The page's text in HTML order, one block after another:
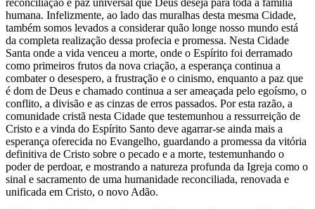
reconciliação e paz universal que Deus deseja para toda a família
humana. Infelizmente, ao lado das muralhas desta mesma Cidade,
também somos levados a considerar quão longe nosso mundo está
da completa realização dessa profecia e promessa. Nesta Cidade
Santa onde a vida venceu a morte, onde o Espírito foi derramado
como primeiros frutos da nova criação, a esperança continua a
combater o desespero, a frustração e o cinismo, enquanto a paz que
é dom de Deus e chamado continua a ser ameaçada pelo egoísmo, o
conflito, a divisão e as cinzas de erros passados. Por esta razão, a
comunidade cristã nesta Cidade que testemunhou a ressurreição de
Cristo e a vinda do Espírito Santo deve agarrar-se ainda mais a
esperança oferecida no Evangelho, guardando a promessa da vitória
definitiva de Cristo sobre o pecado e a morte, testemunhando o
poder de perdoar, e mostrando a natureza profunda da Igreja como o
sinal e sacramento de uma humanidade reconciliada, renovada e
unificada em Cristo, o novo Adão.